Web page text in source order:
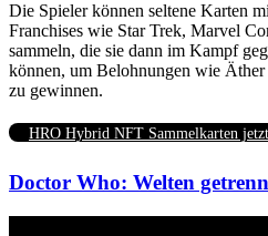
Die Spieler können seltene Karten
Franchises wie Star Trek, Marvel
sammeln, die sie dann im Kampf
können, um Belohnungen wie
zu gewinnen.
HRO Hybrid NFT Sammelkarten
Doctor Who: Welten